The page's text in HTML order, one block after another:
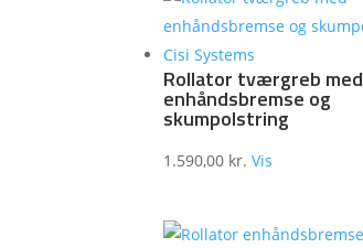
Rollator tværgreb med
enhåndsbremse og
skumpolstring
1.590,00 kr. Vis